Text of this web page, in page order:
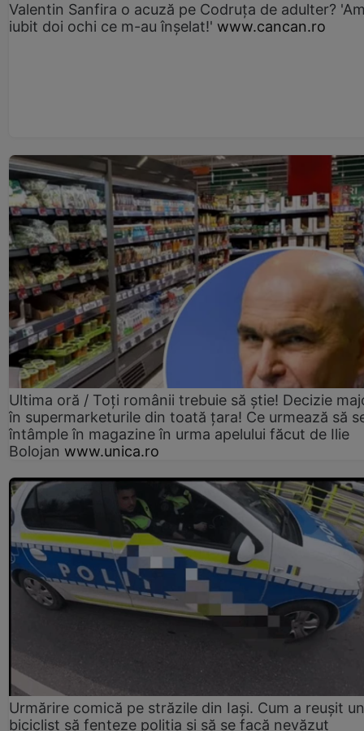
Valentin Sanfira o acuză pe Codruța de adulter?
iubit doi ochi ce m-au înșelat!' www.cancan.ro
Ultima oră / Toți românii trebuie să știe! Decizie
în supermarketurile din toată țara! Ce urmează să
întâmple în magazine în urma apelului făcut de Ilie
Bolojan www.unica.ro
Urmărire comică pe străzile din Iași. Cum a reușit un
biciclist să fenteze poliția și să se facă nevăzut